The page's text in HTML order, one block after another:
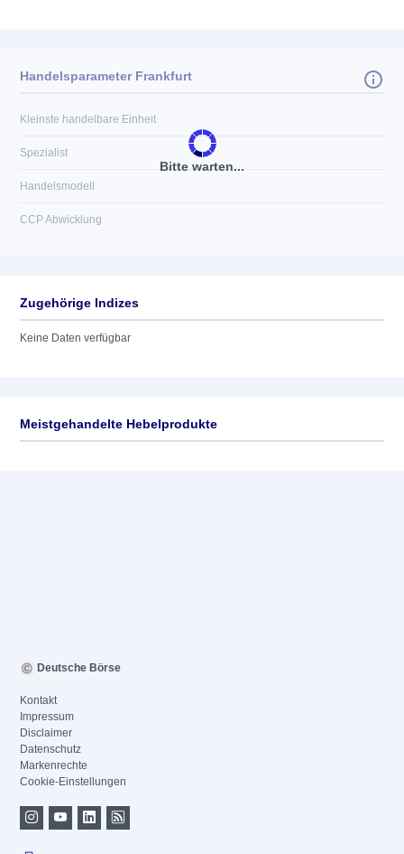
Bitte warten...
Handelsparameter Frankfurt
Kleinste handelbare Einheit
Spezialist
Handelsmodell
CCP Abwicklung
Zugehörige Indizes
Keine Daten verfügbar
Meistgehandelte Hebelprodukte
Deutsche Börse
Kontakt
Impressum
Disclaimer
Datenschutz
Markenrechte
Cookie-Einstellungen